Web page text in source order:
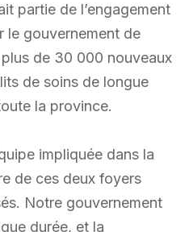
partie de l’engagement
le gouvernement de
de 30 000 nouveaux
de soins de longue
la province.
impliquée dans la
de ces deux foyers
Notre gouvernement
durée, et la